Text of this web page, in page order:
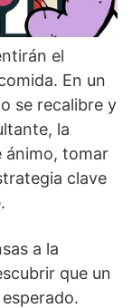
el
En un
se recalibre y
la
ánimo, tomar
clave
a la
que un